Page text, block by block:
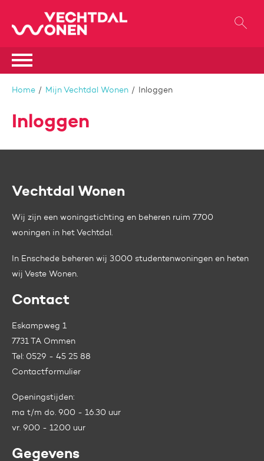
Naar hoofdinhoud
Naar hoofdnavigatiemenu
Naar zoeken
Naar de homepage
Ga naar Hoofd
Home Mijn Vechtdal Wonen Inloggen
Inloggen
Contactinformatie
Vechtdal Wonen
Wij zijn een woningstichting en beheren ruim 7.700
woningen in het Vechtdal.
In Enschede beheren wij 3.000 studentenwoningen en heten
wij Veste Wonen.
Contact
Eskampweg 1
7731 TA Ommen
Tel: 0529 - 45 25 88
Contactformulier
Openingstijden:
ma t/m do. 9.00 - 16.30 uur
vr. 9.00 - 12.00 uur
Gegevens